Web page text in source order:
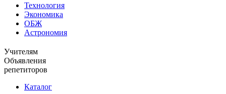
Технология
Экономика
ОБЖ
Астрономия
Учителям
Объявления
репетиторов
Каталог